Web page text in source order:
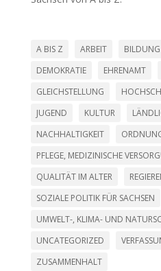
A BIS Z ARBEIT BILDUNG
DEMOKRATIE
EHRENAMT
GLEICHSTELLUNG
JUGEND
KULTUR
NACHHALTIGKEIT
PFLEGE, MEDIZINISCHE
QUALITÄT IM ALTER
SOZIALE POLITIK FÜR SACHSEN
UMWELT-, KLIMA- UND
UNCATEGORIZED
ZUSAMMENHALT